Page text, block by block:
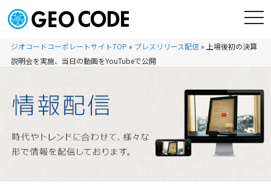
ジオコードコーポレートサイトTOP » プレスリリース配信» 上場後初の決算
説明会を実施、当日の動画をYouTubeで公開